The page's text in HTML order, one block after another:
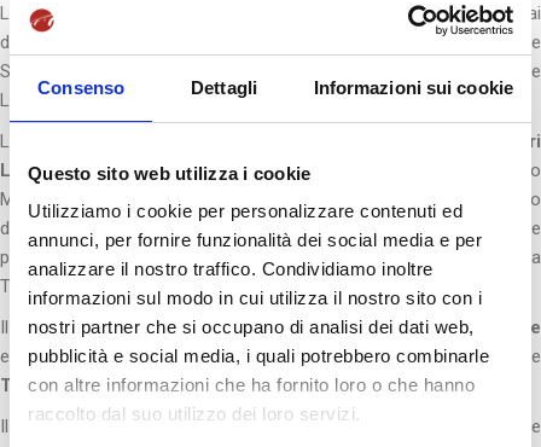
Consenso Dettagli Informazioni sui cookie
Questo sito web utilizza i cookie
Utilizziamo i cookie per personalizzare contenuti ed
annunci, per fornire funzionalità dei social media e per
analizzare il nostro traffico. Condividiamo inoltre
informazioni sul modo in cui utilizza il nostro sito con i
nostri partner che si occupano di analisi dei dati web,
pubblicità e social media, i quali potrebbero combinarle
con altre informazioni che ha fornito loro o che hanno
raccolto dal suo utilizzo dei loro servizi.
Le giornate vedranno proporre dei Workshop tematici attinenti ai
diversi indirizzi di studio:
eTuristico
e
Seminari relativi all’importanza ed alle prospettive della Mediazione
Linguistica.
L’Istituto Universitario “
Scuola Superiore per Mediatori
Linguistici – Istituto Internazionale
” (autorizzato con Decreto
Ministeriale del 01.08.2017 – G.U. n. 198 del 25.08.2017) ha attivato
dall’A.A. 2017/2018 un Corso di Studi Superiori di durata triennale
per Mediatori Linguistici, equipollente a tutti gli effetti alla Laurea
Triennale in “Scienze della Mediazione Linguistica”(Classe L12).
Il piano di studi prevede due lingue obbligatorie:IngleseeFrancese
ed una terza lingua, come materia a scelta, traSpagnolo
e
Tedesco.
Il Corso è articolato in due distinti indirizzi: Economico-Giuridico e